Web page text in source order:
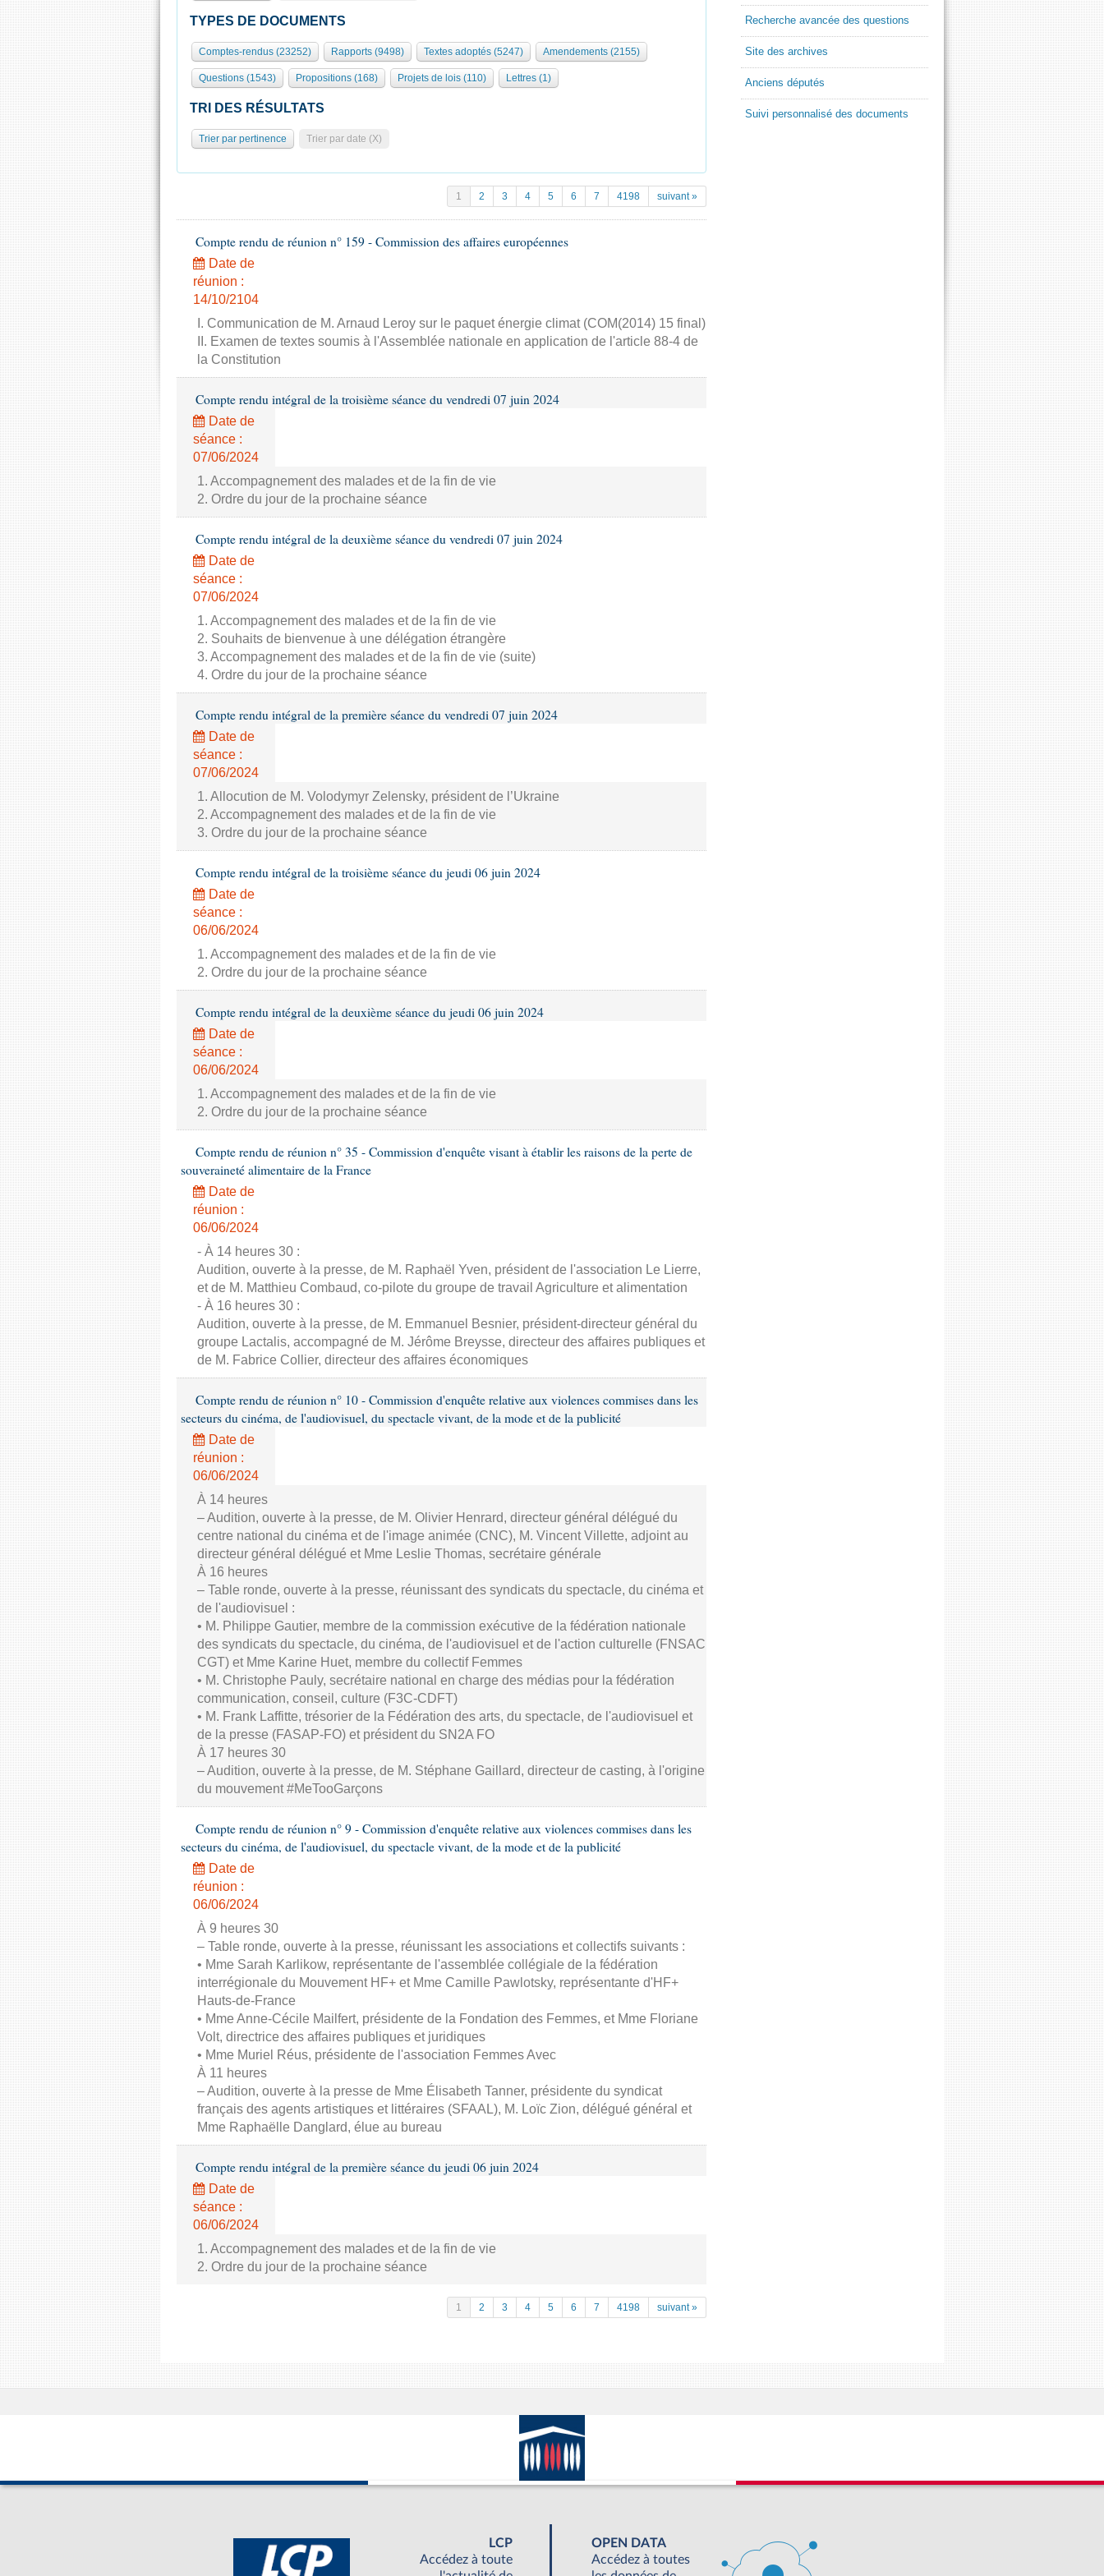
TYPES DE DOCUMENTS
Comptes-rendus (23252) Rapports (9498) Textes adoptés (5247) Amendements (2155)
Questions (1543) Propositions (168) Projets de lois (110) Lettres (1)
TRI DES RÉSULTATS
Trier par pertinence Trier par date (X)
1 2 3 4 5 6 7 4198 suivant »
Compte rendu de réunion n° 159 - Commission des affaires européennes
Date de
réunion :
14/10/2104
I. Communication de M. Arnaud Leroy sur le paquet énergie climat (COM(2014) 15 final)
II. Examen de textes soumis à l'Assemblée nationale en application de l'article 88-4 de
la Constitution
Compte rendu intégral de la troisième séance du vendredi 07 juin 2024
Date de
séance :
07/06/2024
1. Accompagnement des malades et de la fin de vie
2. Ordre du jour de la prochaine séance
Compte rendu intégral de la deuxième séance du vendredi 07 juin 2024
Date de
séance :
07/06/2024
1. Accompagnement des malades et de la fin de vie
2. Souhaits de bienvenue à une délégation étrangère
3. Accompagnement des malades et de la fin de vie (suite)
4. Ordre du jour de la prochaine séance
Compte rendu intégral de la première séance du vendredi 07 juin 2024
Date de
séance :
07/06/2024
1. Allocution de M. Volodymyr Zelensky, président de l’Ukraine
2. Accompagnement des malades et de la fin de vie
3. Ordre du jour de la prochaine séance
Compte rendu intégral de la troisième séance du jeudi 06 juin 2024
Date de
séance :
06/06/2024
1. Accompagnement des malades et de la fin de vie
2. Ordre du jour de la prochaine séance
Compte rendu intégral de la deuxième séance du jeudi 06 juin 2024
Date de
séance :
06/06/2024
1. Accompagnement des malades et de la fin de vie
2. Ordre du jour de la prochaine séance
Compte rendu de réunion n° 35 - Commission d'enquête visant à établir les raisons de la perte de
souveraineté alimentaire de la France
Date de
réunion :
06/06/2024
- À 14 heures 30 :
Audition, ouverte à la presse, de M. Raphaël Yven, président de l'association Le Lierre,
et de M. Matthieu Combaud, co-pilote du groupe de travail Agriculture et alimentation
- À 16 heures 30 :
Audition, ouverte à la presse, de M. Emmanuel Besnier, président-directeur général du
groupe Lactalis, accompagné de M. Jérôme Breysse, directeur des affaires publiques et
de M. Fabrice Collier, directeur des affaires économiques
Compte rendu de réunion n° 10 - Commission d'enquête relative aux violences commises dans les
secteurs du cinéma, de l'audiovisuel, du spectacle vivant, de la mode et de la publicité
Date de
réunion :
06/06/2024
À 14 heures
– Audition, ouverte à la presse, de M. Olivier Henrard, directeur général délégué du
centre national du cinéma et de l'image animée (CNC), M. Vincent Villette, adjoint au
directeur général délégué et Mme Leslie Thomas, secrétaire générale
À 16 heures
– Table ronde, ouverte à la presse, réunissant des syndicats du spectacle, du cinéma et
de l'audiovisuel :
• M. Philippe Gautier, membre de la commission exécutive de la fédération nationale
des syndicats du spectacle, du cinéma, de l'audiovisuel et de l'action culturelle (FNSAC
CGT) et Mme Karine Huet, membre du collectif Femmes
• M. Christophe Pauly, secrétaire national en charge des médias pour la fédération
communication, conseil, culture (F3C-CDFT)
• M. Frank Laffitte, trésorier de la Fédération des arts, du spectacle, de l'audiovisuel et
de la presse (FASAP-FO) et président du SN2A FO
À 17 heures 30
– Audition, ouverte à la presse, de M. Stéphane Gaillard, directeur de casting, à l'origine
du mouvement #MeTooGarçons
Compte rendu de réunion n° 9 - Commission d'enquête relative aux violences commises dans les
secteurs du cinéma, de l'audiovisuel, du spectacle vivant, de la mode et de la publicité
Date de
réunion :
06/06/2024
À 9 heures 30
– Table ronde, ouverte à la presse, réunissant les associations et collectifs suivants :
• Mme Sarah Karlikow, représentante de l'assemblée collégiale de la fédération
interrégionale du Mouvement HF+ et Mme Camille Pawlotsky, représentante d'HF+
Hauts-de-France
• Mme Anne-Cécile Mailfert, présidente de la Fondation des Femmes, et Mme Floriane
Volt, directrice des affaires publiques et juridiques
• Mme Muriel Réus, présidente de l'association Femmes Avec
À 11 heures
– Audition, ouverte à la presse de Mme Élisabeth Tanner, présidente du syndicat
français des agents artistiques et littéraires (SFAAL), M. Loïc Zion, délégué général et
Mme Raphaëlle Danglard, élue au bureau
Compte rendu intégral de la première séance du jeudi 06 juin 2024
Date de
séance :
06/06/2024
1. Accompagnement des malades et de la fin de vie
2. Ordre du jour de la prochaine séance
1 2 3 4 5 6 7 4198 suivant »
Recherche avancée des questions
Site des archives
Anciens députés
Suivi personnalisé des documents
LCP
Accédez à toute
OPEN DATA
Accédez à toutes